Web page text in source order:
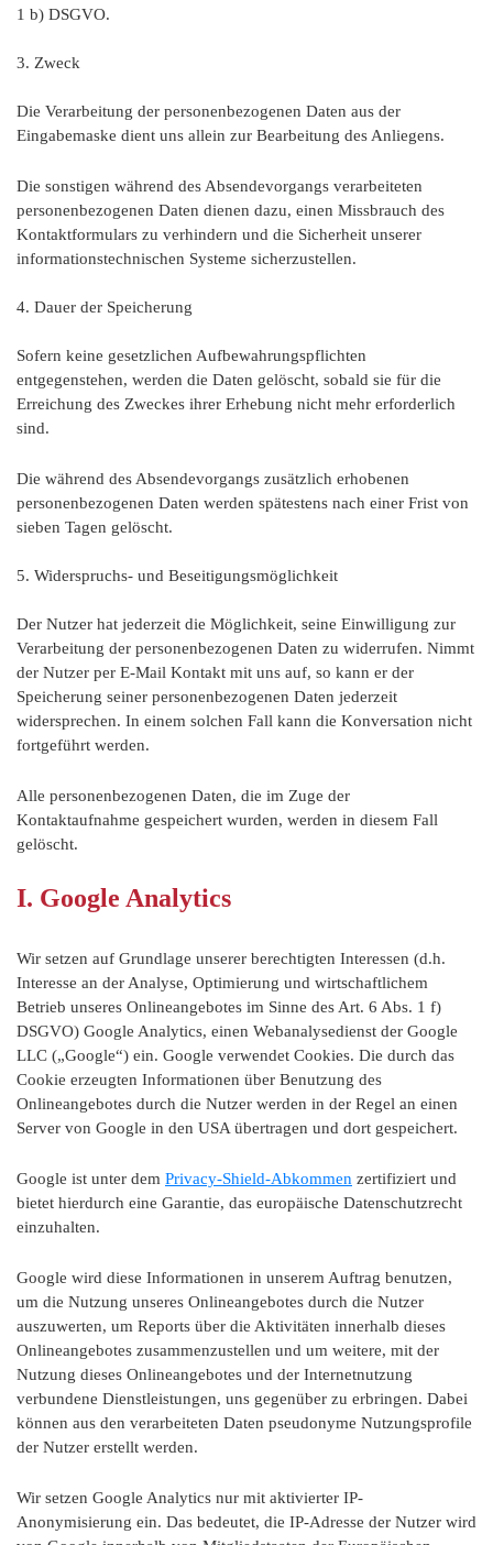
1 b) DSGVO.
3. Zweck
Die Verarbeitung der personenbezogenen Daten aus der
Eingabemaske dient uns allein zur Bearbeitung des Anliegens.
Die sonstigen während des Absendevorgangs verarbeiteten
personenbezogenen Daten dienen dazu, einen Missbrauch des
Kontaktformulars zu verhindern und die Sicherheit unserer
informationstechnischen Systeme sicherzustellen.
4. Dauer der Speicherung
Sofern keine gesetzlichen Aufbewahrungspflichten
entgegenstehen, werden die Daten gelöscht, sobald sie für die
Erreichung des Zweckes ihrer Erhebung nicht mehr erforderlich
sind.
Die während des Absendevorgangs zusätzlich erhobenen
personenbezogenen Daten werden spätestens nach einer Frist von
sieben Tagen gelöscht.
5. Widerspruchs- und Beseitigungsmöglichkeit
Der Nutzer hat jederzeit die Möglichkeit, seine Einwilligung zur
Verarbeitung der personenbezogenen Daten zu widerrufen. Nimmt
der Nutzer per E-Mail Kontakt mit uns auf, so kann er der
Speicherung seiner personenbezogenen Daten jederzeit
widersprechen. In einem solchen Fall kann die Konversation nicht
fortgeführt werden.
Alle personenbezogenen Daten, die im Zuge der
Kontaktaufnahme gespeichert wurden, werden in diesem Fall
gelöscht.
I. Google Analytics
Wir setzen auf Grundlage unserer berechtigten Interessen (d.h.
Interesse an der Analyse, Optimierung und wirtschaftlichem
Betrieb unseres Onlineangebotes im Sinne des Art. 6 Abs. 1 f)
DSGVO) Google Analytics, einen Webanalysedienst der Google
LLC („Google“) ein. Google verwendet Cookies. Die durch das
Cookie erzeugten Informationen über Benutzung des
Onlineangebotes durch die Nutzer werden in der Regel an einen
Server von Google in den USA übertragen und dort gespeichert.
Google ist unter dem Privacy-Shield-Abkommen zertifiziert und
bietet hierdurch eine Garantie, das europäische Datenschutzrecht
einzuhalten.
Google wird diese Informationen in unserem Auftrag benutzen,
um die Nutzung unseres Onlineangebotes durch die Nutzer
auszuwerten, um Reports über die Aktivitäten innerhalb dieses
Onlineangebotes zusammenzustellen und um weitere, mit der
Nutzung dieses Onlineangebotes und der Internetnutzung
verbundene Dienstleistungen, uns gegenüber zu erbringen. Dabei
können aus den verarbeiteten Daten pseudonyme Nutzungsprofile
der Nutzer erstellt werden.
Wir setzen Google Analytics nur mit aktivierter IP-
Anonymisierung ein. Das bedeutet, die IP-Adresse der Nutzer wird